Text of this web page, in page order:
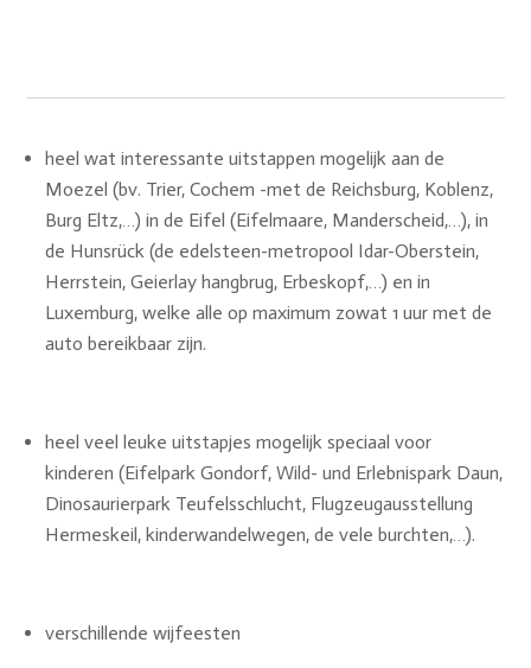
heel wat interessante uitstappen mogelijk aan de
Moezel (bv. Trier, Cochem -met de Reichsburg, Koblenz,
Burg Eltz,…) in de Eifel (Eifelmaare, Manderscheid,…), in
de Hunsrück (de edelsteen-metropool Idar-Oberstein,
Herrstein, Geierlay hangbrug, Erbeskopf,…) en in
Luxemburg, welke alle op maximum zowat 1 uur met de
auto bereikbaar zijn.
heel veel leuke uitstapjes mogelijk speciaal voor
kinderen (Eifelpark Gondorf, Wild- und Erlebnispark Daun,
Dinosaurierpark Teufelsschlucht, Flugzeugausstellung
Hermeskeil, kinderwandelwegen, de vele burchten,…).
verschillende wijfeesten